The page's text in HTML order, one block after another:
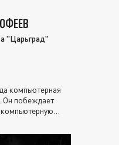
"Царьград"
компьютерная
Он побеждает
компьютерную